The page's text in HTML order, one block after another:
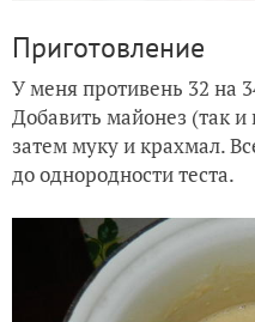
Приготовление
У меня противень 32 на
Добавить майонез (так и
затем муку и крахмал.
до однородности теста.